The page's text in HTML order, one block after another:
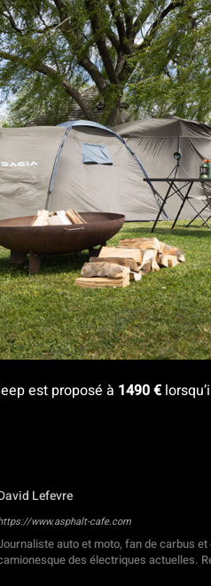
est proposé à 1490 €
Lefevre
www.asphalt-cafe.com
auto et moto, fan de carbus
des électriques actuelles.